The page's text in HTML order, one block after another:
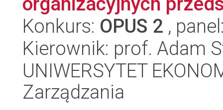
Konkurs: OPUS 2 ,
Kierownik: prof. Adam
UNIWERSYTET
Zarządzania